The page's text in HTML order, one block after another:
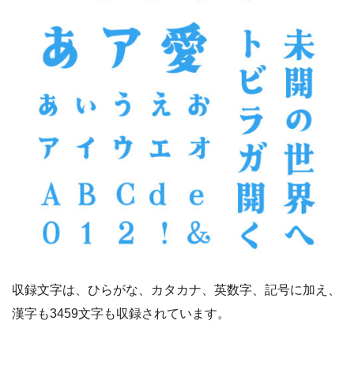
収録文字は、ひらがな、カタカナ、英数字、記号に加え、
漢字も3459文字も収録されています。